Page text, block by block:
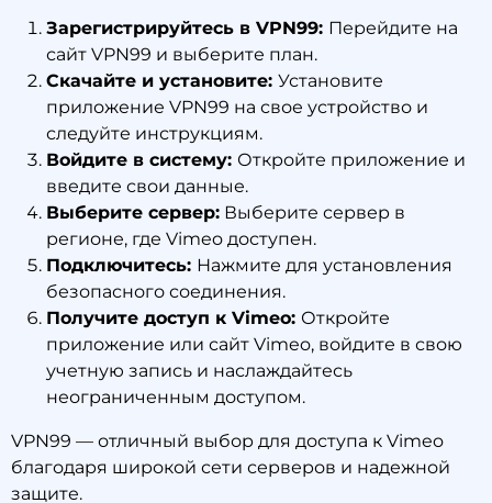
Зарегистрируйтесь в VPN99: Перейдите на
сайт VPN99 и выберите план.
Скачайте и установите: Установите
приложение VPN99 на свое устройство и
следуйте инструкциям.
Войдите в систему: Откройте приложение и
введите свои данные.
Выберите сервер: Выберите сервер в
регионе, где Vimeo доступен.
Подключитесь: Нажмите для установления
безопасного соединения.
Получите доступ к Vimeo: Откройте
приложение или сайт Vimeo, войдите в свою
учетную запись и наслаждайтесь
неограниченным доступом.
VPN99 — отличный выбор для доступа к Vimeo
благодаря широкой сети серверов и надежной
защите.